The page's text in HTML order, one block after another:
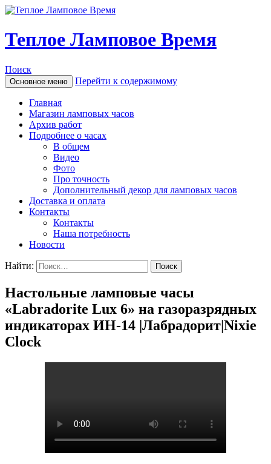
Теплое Ламповое Время
Поиск
Основное меню Перейти к содержимому
Главная
Магазин ламповых часов
Архив работ
Подробнее о часах
В общем
Видео
Фото
Про точность
Дополнительный декор для ламповых часов
Доставка и оплата
Контакты
Контакты
Наша потребность
Новости
Найти:
Настольные ламповые часы
«Labradorite Lux 6» на газоразрядных
индикаторах ИН-14 |Лабрадорит|Nixie
Clock